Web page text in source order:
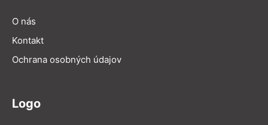
O nás
Kontakt
Ochrana osobných údajov
Logo